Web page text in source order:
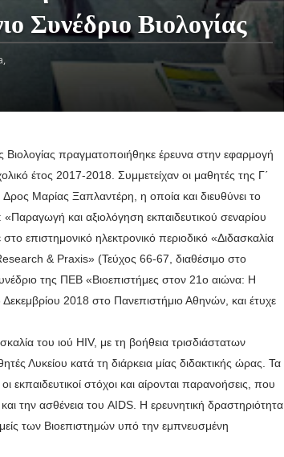
Συνέδριο Βιολογίας
Βιολογίας πραγματοποιήθηκε έρευνα στην εφαρμογή
έτος 2017-2018. Συμμετείχαν οι μαθητές της Γ΄
Μαρίας Ξαπλαντέρη, η οποία και διευθύνει το
και αξιολόγηση εκπαιδευτικού σεναρίου
επιστημονικό ηλεκτρονικό περιοδικό «Διδασκαλία
& Praxis» (Τεύχος 66-67, διαθέσιμο στο
της ΠΕΒ «Βιοεπιστήμες στον 21ο αιώνα: Η
2018 στο Πανεπιστήμιο Αθηνών, και έτυχε
του ιού HIV, με τη βοήθεια τρισδιάστατων
Λυκείου κατά τη διάρκεια μίας διδακτικής ώρας. Τα
εκπαιδευτικοί στόχοι και αίρονται παρανοήσεις, που
την ασθένεια του AIDS. Η ερευνητική δραστηριότητα
των Βιοεπιστημών υπό την εμπνευσμένη